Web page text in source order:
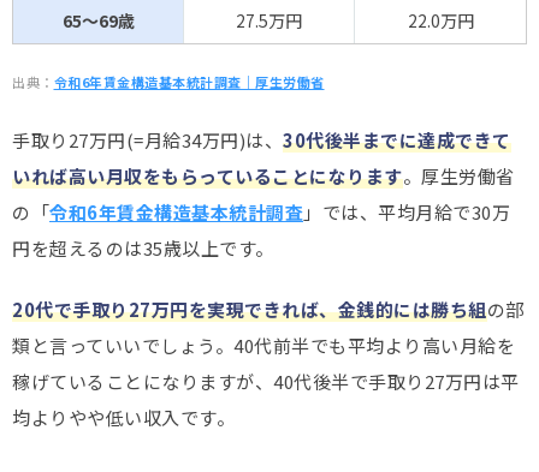
65～69歳
27.5万円 22.0万円
出典： 令和6年賃金構造基本統計調査｜厚生労働省
手取り27万円(=月給34万円)は、 30代後半までに達成できて
いれば高い月収をもらっていることになります。厚生労働省
の「令和6年賃金構造基本統計調査」では、平均月給で30万
円を超えるのは35歳以上です。
20代で手取り27万円を実現できれば、金銭的には勝ち組の部
類と言っていいでしょう。40代前半でも平均より高い月給を
稼げていることになりますが、40代後半で手取り27万円は平
均よりやや低い収入です。